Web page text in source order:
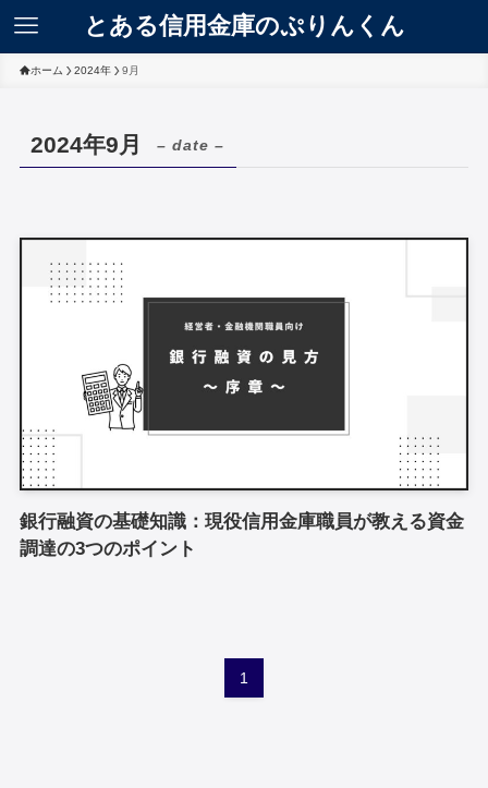
とある信用金庫のぷりんくん
ホーム 2024年 9月
2024年9月 – date –
銀行融資の基礎知識：現役信用金庫職員が教える資金
調達の3つのポイント
1